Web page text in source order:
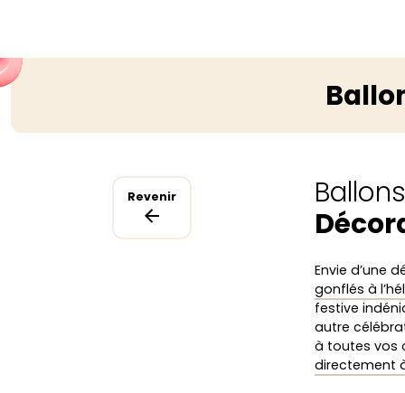
Revenir
Envie d’une
gonflés à
festive
autre
à toutes vos
directement